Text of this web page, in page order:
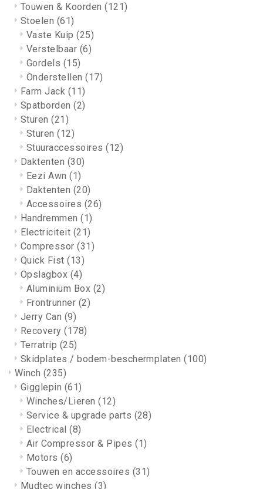
Touwen & Koorden(121)
Stoelen (61)
Vaste Kuip(25)
Verstelbaar (6)
Gordels (15)
Onderstellen(17)
Farm Jack (11)
Spatborden(2)
Sturen(21)
Sturen(12)
Stuuraccessoires(12)
Daktenten (30)
Eezi Awn(1)
Daktenten (20)
Accessoires (26)
Handremmen(1)
Electriciteit (21)
Compressor(31)
Quick Fist(13)
Opslagbox (4)
Aluminium Box (2)
Frontrunner (2)
Jerry Can (9)
Recovery(178)
Terratrip (25)
Skidplates / bodem-beschermplaten(100)
Winch (235)
Gigglepin (61)
Winches/Lieren(12)
Service & upgrade parts (28)
Electrical(8)
Air Compressor & Pipes(1)
Motors(6)
Touwen en accessoires (31)
Mudtec winches(3)